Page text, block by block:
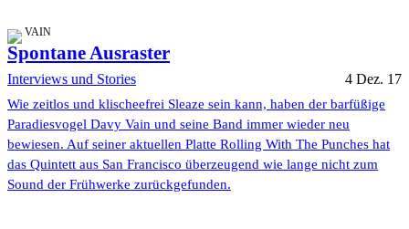
VAIN
Spontane Ausraster
Interviews und Stories 4 Dez. 17
Wie zeitlos und klischeefrei Sleaze sein kann, haben der barfüßige
Paradiesvogel Davy Vain und seine Band immer wieder neu
bewiesen. Auf seiner aktuellen Platte Rolling With The Punches hat
das Quintett aus San Francisco überzeugend wie lange nicht zum
Sound der Frühwerke zurückgefunden.